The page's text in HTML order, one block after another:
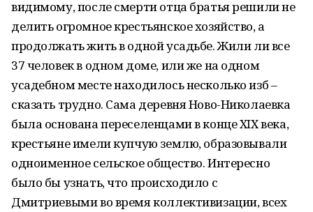
видимому, после смерти отца братья решили не
делить огромное крестьянское хозяйство, а
продолжать жить в одной усадьбе. Жили ли все
37 человек в одном доме, или же на одном
усадебном месте находилось несколько изб –
сказать трудно. Сама деревня Ново-Николаевка
была основана переселенцами в конце XIX века,
крестьяне имели купчую землю, образовывали
одноименное сельское общество. Интересно
было бы узнать, что происходило с
Дмитриевыми во время коллективизации, всех